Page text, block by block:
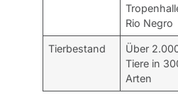
Rio Negro
Tierbestand
Über
Tiere in
Arten